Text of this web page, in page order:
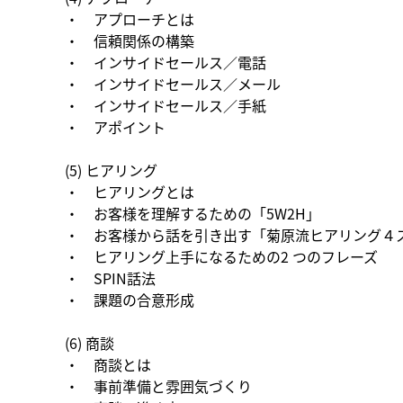
・    アプローチとは
・    信頼関係の構築
・    インサイドセールス／電話
・    インサイドセールス／メール
・    インサイドセールス／手紙
・    アポイント
(5) ヒアリング
・    ヒアリングとは
・    お客様を理解するための「5W2H」
・    お客様から話を引き出す「菊原流ヒアリング４
・    ヒアリング上手になるための2 つのフレーズ
・    SPIN話法
・    課題の合意形成
(6) 商談
・    商談とは
・    事前準備と雰囲気づくり